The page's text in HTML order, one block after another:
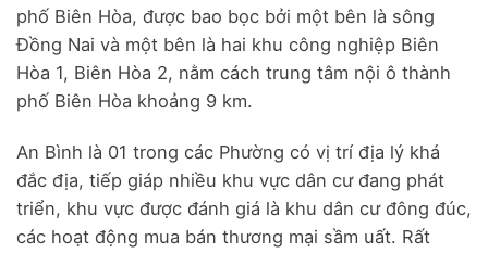
phố Biên Hòa, được bao bọc bởi một bên là sông
Đồng Nai và một bên là hai khu công nghiệp Biên
Hòa 1, Biên Hòa 2, nằm cách trung tâm nội ô thành
phố Biên Hòa khoảng 9 km.
An Bình là 01 trong các Phường có vị trí địa lý khá
đắc địa, tiếp giáp nhiều khu vực dân cư đang phát
triển, khu vực được đánh giá là khu dân cư đông đúc,
các hoạt động mua bán thương mại sầm uất. Rất